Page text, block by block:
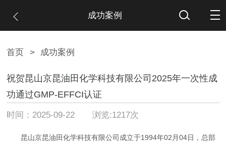
成功案例
首页 > 成功案例
祝贺昆山京昆油田化学科技有限公司2025年一次性成
功通过GMP-EFFCI认证
时间：2025-09-22 浏览:1217次
昆山京昆油田化学科技有限公司成立于1994年02月04日，总部